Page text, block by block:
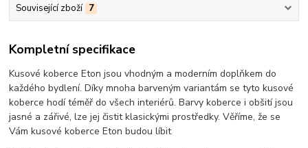
Související zboží 7
Kompletní specifikace
Kusové koberce Eton jsou vhodným a moderním doplňkem do
každého bydlení. Díky mnoha barveným variantám se tyto kusové
koberce hodí téměř do všech interiérů. Barvy koberce i obšití jsou
jasné a zářivé, lze jej čistit klasickými prostředky. Věříme, že se
Vám kusové koberce Eton budou líbit